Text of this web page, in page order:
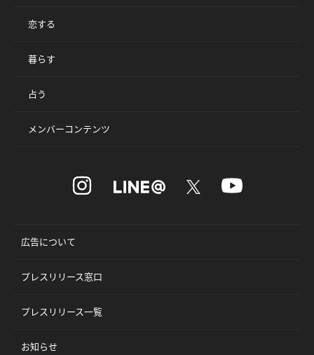
恋する
暮らす
占う
メンバーコンテンツ
広告について
プレスリリース窓口
プレスリリース一覧
お知らせ